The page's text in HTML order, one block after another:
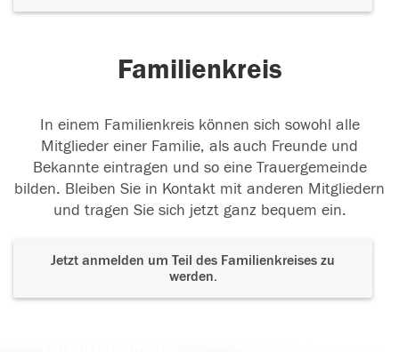
Familienkreis
In einem Familienkreis können sich sowohl alle
Mitglieder einer Familie, als auch Freunde und
Bekannte eintragen und so eine Trauergemeinde
bilden. Bleiben Sie in Kontakt mit anderen Mitgliedern
und tragen Sie sich jetzt ganz bequem ein.
Jetzt anmelden um Teil des Familienkreises zu
werden.